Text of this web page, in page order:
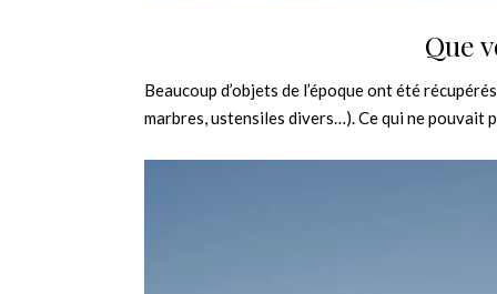
Que
Beaucoup d’objets de l’époque ont été
marbres, ustensiles divers…). Ce qui ne pouvait